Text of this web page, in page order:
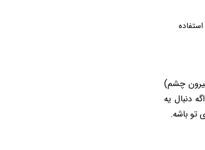
چشم)
دنبال یه
تو باشه.